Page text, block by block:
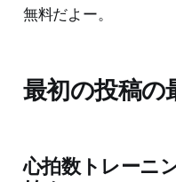
無料だよー。
最初の投稿の
心拍数トレーニ